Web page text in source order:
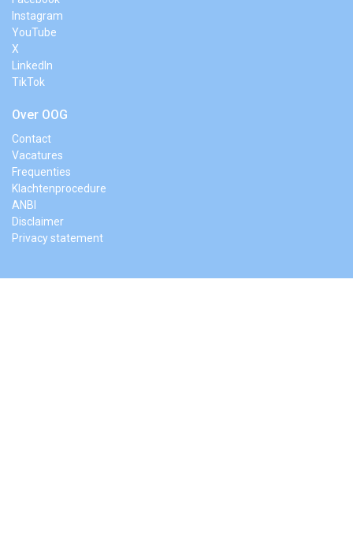
Instagram
YouTube
X
LinkedIn
TikTok
Over OOG
Contact
Vacatures
Frequenties
Klachtenprocedure
ANBI
Disclaimer
Privacy statement